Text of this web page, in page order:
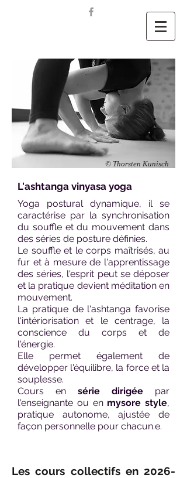
© Thorsten Kunisch
L'ashtanga vinyasa yoga
Yoga postural dynamique, il se
caractérise par la synchronisation
du souffle et du mouvement dans
des séries de posture définies.
Le souffle et le corps maîtrisés, au
fur et à mesure de l'apprentissage
des séries, l'esprit peut se déposer
et la pratique devient méditation en
mouvement.
La pratique de l'ashtanga favorise
l'intériorisation et le centrage, la
conscience du corps et de
l'énergie.
Elle permet également de
développer l'équilibre, la force et la
souplesse.
Cours en série dirigée par
l'enseignante ou en mysore style,
pratique autonome, ajustée de
façon personnelle pour chacun.e.
Les cours collectifs en 2026-